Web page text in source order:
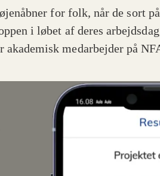
for folk, når de sort
i løbet af deres
akademisk medarbejder på